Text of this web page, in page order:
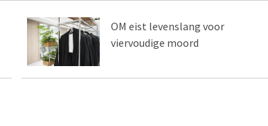
OM eist levenslang voor
viervoudige moord